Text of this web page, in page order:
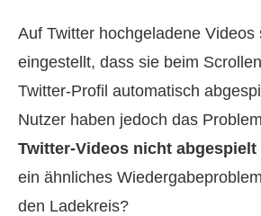
Auf Twitter hochgeladene Videos
eingestellt, dass sie beim
Twitter-Profil automatisch
Nutzer haben jedoch das
Twitter-Videos nicht abgespielt
ein ähnliches
den Ladekreis?